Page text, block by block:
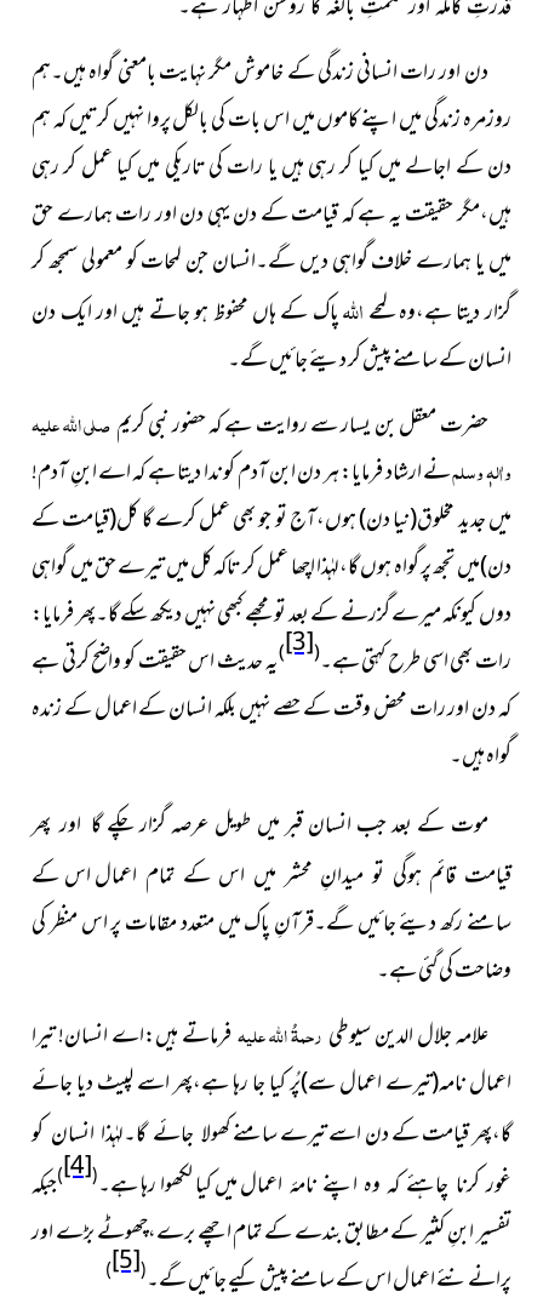
دن اور رات انسانی زندگی کے خاموش مگر نہایت بامعنی گواہ ہیں۔ہم
روزمرہ زندگی میں اپنے کاموں میں اس بات کی بالکل پروا نہیں کرتیں کہ ہم
دن کے اجالے میں کیا کر رہی ہیں یا رات کی تاریکی میں کیا عمل کر رہی
ہیں،مگر حقیقت یہ ہے کہ قیامت کے دن یہی دن اور رات ہمارے حق
میں یا ہمارے خلاف گواہی دیں گے۔انسان جن لمحات کو معمولی سمجھ کر
گزار دیتا ہے،وہ لمحےاللہپاک کے ہاں محفوظ ہو جاتے ہیں اور ایک دن
انسان کے سامنے پیش کر دیئے جائیں گے۔
حضرت معقل بن یسار سے روایت ہے کہ حضور نبی کریمصلی اللہ علیہ
واٰلہٖ وسلمنے ارشاد فرمایا:ہر دن ابن آدم کو ندا دیتا ہے کہ اے ابنِ آدم!
میں جدید مخلوق(نیا دن) ہوں،آج تو جو بھی عمل کرے گا کل(قیامت کے
دن)میں تجھ پر گواہ ہوں گا،لہٰذا اچھا عمل کر تاکہ کل میں تیرے حق میں گواہی
دوں کیونکہ میرے گزرنے کے بعد تو مجھے کبھی نہیں دیکھ سکے گا۔پھر فرمایا:
رات بھی اسی طرح کہتی ہے۔(
[3]
)یہ حدیث اس حقیقت کو واضح کرتی ہے
کہ دن اور رات محض وقت کے حصے نہیں بلکہ انسان کے اعمال کے زندہ
گواہ ہیں۔
موت کے بعد جب انسان قبر میں طویل عرصہ گزار چکےگا اور پھر
قیامت قائم ہوگی تو میدانِ محشر میں اس کے تمام اعمالاس کے
سامنے رکھ دیئے جائیں گے۔قرآنِ پاک میں متعدد مقامات پر اس منظر کی
وضاحت کی گئی ہے۔
علامہ جلال الدین سیوطی رحمۃُ اللہ علیہفرماتے ہیں:اے انسان! تیرا
اعمال نامہ(تیرے اعمال سے)پُر کیا جا رہا ہے،پھر اسے لپیٹ دیا جائے
گا،پھر قیامت کے دن اسے تیرے سامنےکھولا جائے گا۔لہٰذا انسان کو
غور کرنا چاہئے کہ وہ اپنے نامۂ اعمالمیں کیا لکھوا رہا ہے۔(
[4]
)جبکہ
تفسیر ابنِ کثیر کے مطابق بندے کے تمام اچھے برے،چھوٹے بڑے اور
پرانے نئے اعمال اس کے سامنے پیش کیے جائیں گے۔(
[5]
)